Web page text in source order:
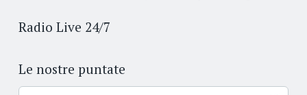
Radio Live 24/7
Le nostre puntate